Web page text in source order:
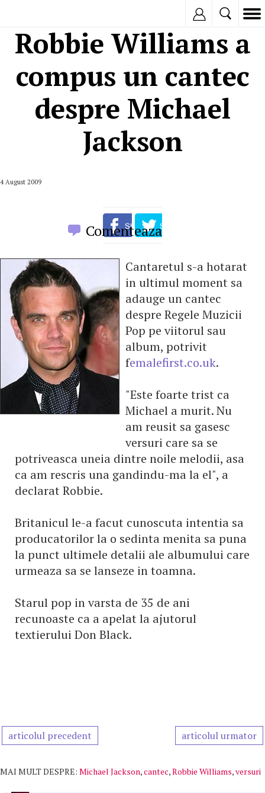
Robbie Williams a
compus un cantec
despre Michael
Jackson
4 August 2009
Comenteaza
Cantaretul s-a hotarat
in ultimul moment sa
adauge un cantec
despre Regele Muzicii
Pop pe viitorul sau
album, potrivit
femalefirst.co.uk.
"Este foarte trist ca
Michael a murit. Nu
am reusit sa gasesc
versuri care sa se
potriveasca uneia dintre noile melodii, asa
ca am rescris una gandindu-ma la el", a
declarat Robbie.
Britanicul le-a facut cunoscuta intentia sa
producatorilor la o sedinta menita sa puna
la punct ultimele detalii ale albumului care
urmeaza sa se lanseze in toamna.
Starul pop in varsta de 35 de ani
recunoaste ca a apelat la ajutorul
textierului Don Black.
articolul precedent articolul urmator
MAI MULT DESPRE: Michael Jackson,cantec,Robbie Williams,versuri